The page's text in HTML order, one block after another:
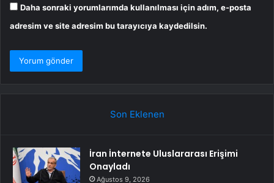
Daha sonraki yorumlarımda kullanılması için adım, e-posta
adresim ve site adresim bu tarayıcıya kaydedilsin.
Son Eklenen
İran İnternete Uluslararası Erişimi
Onayladı
Ağustos 9, 2026